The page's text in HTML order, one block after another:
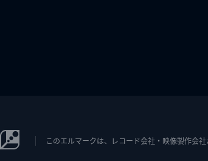
このエルマークは、レコード会社・映像製作会